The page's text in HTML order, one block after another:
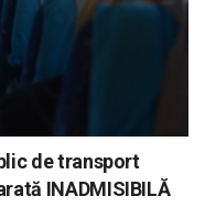
de transport
INADMISIBILĂ